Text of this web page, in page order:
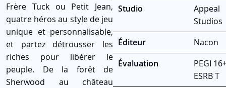
Frère Tuck ou Petit Jean,
quatre héros au style de jeu
unique et personnalisable,
et partez détrousser les
riches pour libérer le
peuple. De la forêt de
Sherwood au château
Studio
Appeal
Studios
Éditeur
Nacon
Évaluation
PEGI
ESRB T